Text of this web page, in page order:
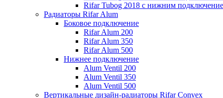
Rifar Tubog 2018 с нижним
Радиаторы Rifar Alum
Боковое подключение
Rifar Alum 200
Rifar Alum 350
Rifar Alum 500
Нижнее подключение
Alum Ventil 200
Alum Ventil 350
Alum Ventil 500
Вертикальные дизайн-радиаторы Rifar Convex